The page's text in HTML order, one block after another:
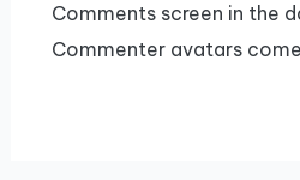
Comments screen in the
Commenter avatars